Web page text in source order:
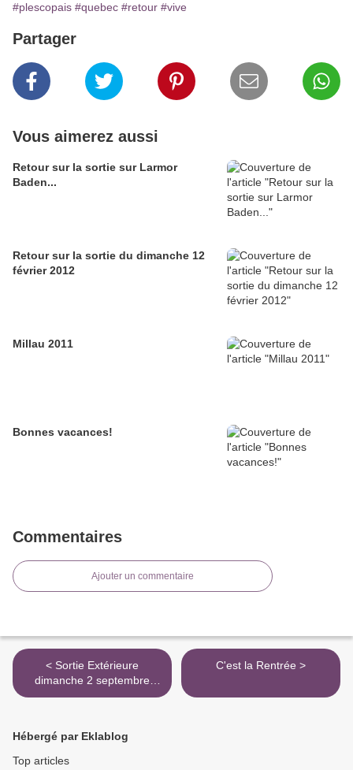
#plescopais #quebec #retour #vive
Partager
Vous aimerez aussi
Retour sur la sortie sur Larmor
Baden...
Retour sur la sortie du dimanche 12
février 2012
Millau 2011
Bonnes vacances!
Commentaires
Ajouter un commentaire
< Sortie Extérieure
dimanche 2 septembre
2012
C'est la Rentrée >
Hébergé par Eklablog
Top articles